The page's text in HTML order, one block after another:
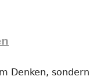
Denken, sondern